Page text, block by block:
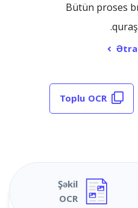
Bütün proses
Toplu OCR
Şəkil
OCR